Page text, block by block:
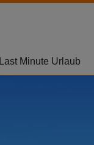
Last Minute Urlaub